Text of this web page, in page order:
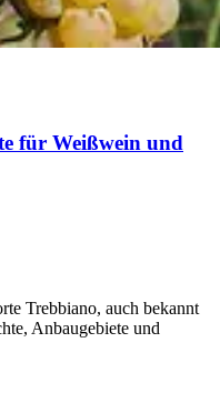
für Weißwein und
Trebbiano, auch bekannt
Anbaugebiete und